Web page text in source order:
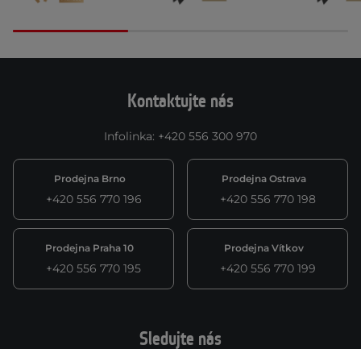
Kontaktujte nás
Infolinka: +420 556 300 970
Prodejna Brno
+420 556 770 196
Prodejna Ostrava
+420 556 770 198
Prodejna Praha 10
+420 556 770 195
Prodejna Vítkov
+420 556 770 199
Sledujte nás